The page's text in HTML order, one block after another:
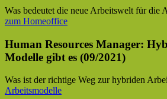
Was bedeutet die neue Arbeitswelt für die
zum Homeoffice
Human Resources Manager:
Modelle gibt es (09/2021)
Was ist der richtige Weg zur hybriden
Arbeitsmodelle